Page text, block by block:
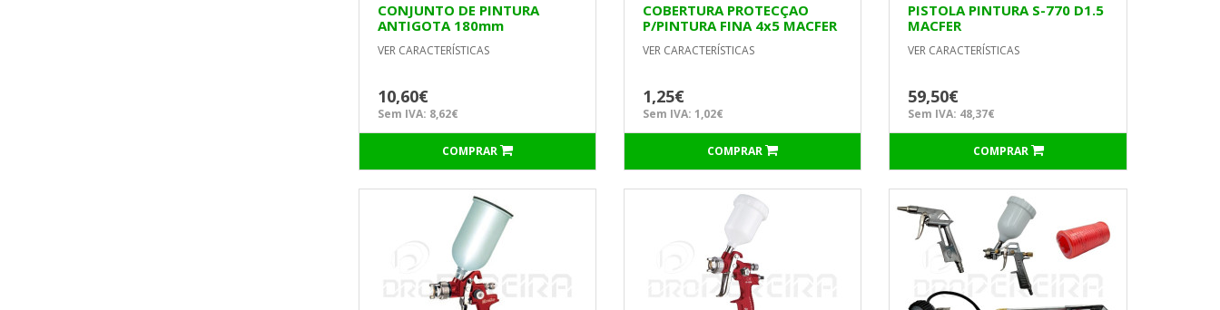
CONJUNTO DE PINTURA
ANTIGOTA 180mm
VER CARACTERÍSTICAS
10,60€
Sem IVA: 8,62€
COMPRAR
COBERTURA PROTECÇAO
P/PINTURA FINA 4x5 MACFER
VER CARACTERÍSTICAS
1,25€
Sem IVA: 1,02€
COMPRAR
PISTOLA PINTURA S-770 D1.5
MACFER
VER CARACTERÍSTICAS
59,50€
Sem IVA: 48,37€
COMPRAR